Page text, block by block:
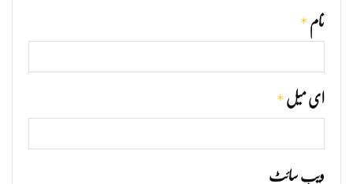
نام *
ای میل *
ویب‌ سائٹ